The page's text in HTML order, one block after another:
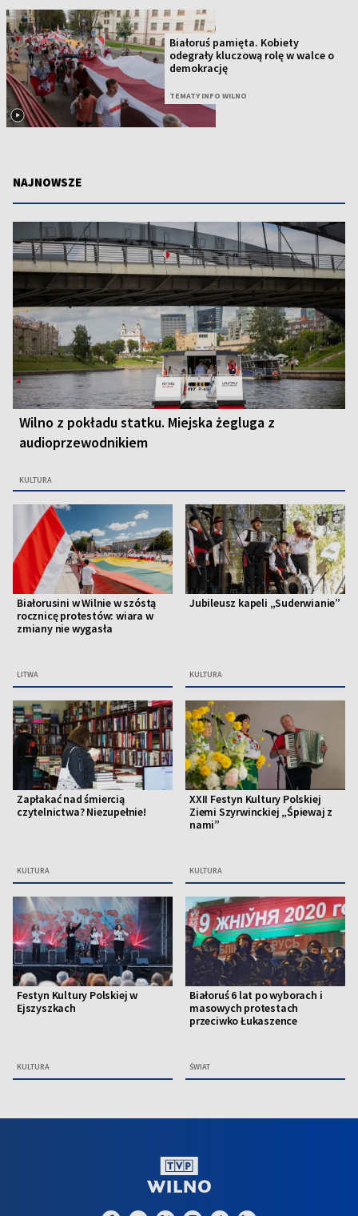
Białoruś pamięta. Kobiety
odegrały kluczową rolę w walce o
demokrację
TEMATY INFO WILNO
NAJNOWSZE
Wilno z pokładu statku. Miejska żegluga z
audioprzewodnikiem
KULTURA
Białorusini w Wilnie w szóstą
rocznicę protestów: wiara w
zmiany nie wygasła
LITWA
Jubileusz kapeli „Suderwianie”
KULTURA
Zapłakać nad śmiercią
czytelnictwa? Niezupełnie!
KULTURA
XXII Festyn Kultury Polskiej
Ziemi Szyrwinckiej „Śpiewaj z
nami”
KULTURA
Festyn Kultury Polskiej w
Ejszyszkach
KULTURA
Białoruś 6 lat po wyborach i
masowych protestach
przeciwko Łukaszence
ŚWIAT